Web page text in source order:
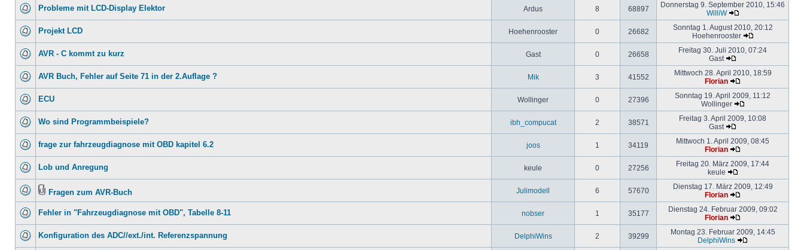
Probleme mit LCD-Display Elektor Ardus 8 68897
Donnerstag 9. September 2010, 15:46
WilliW
Projekt LCD Hoehenrooster 0 26682
Sonntag 1. August 2010, 20:12
Hoehenrooster
AVR - C kommt zu kurz Gast 0 26658
Freitag 30. Juli 2010, 07:24
Gast
AVR Buch, Fehler auf Seite 71 in der 2.Auflage ? Mik 3 41552
Mittwoch 28. April 2010, 18:59
Florian
ECU Wollinger 0 27396
Sonntag 19. April 2009, 11:12
Wollinger
Wo sind Programmbeispiele? ibh_compucat 2 38571
Freitag 3. April 2009, 10:08
Gast
frage zur fahrzeugdiagnose mit OBD kapitel 6.2 joos 1 34119
Mittwoch 1. April 2009, 08:45
Florian
Lob und Anregung keule 0 27256
Freitag 20. März 2009, 17:44
keule
Fragen zum AVR-Buch Julimodell 6 57670
Dienstag 17. März 2009, 12:49
Florian
Fehler in "Fahrzeugdiagnose mit OBD", Tabelle 8-11 nobser 1 35177
Dienstag 24. Februar 2009, 09:02
Florian
Konfiguration des ADC//ext./int. Referenzspannung DelphiWins 2 39299
Montag 23. Februar 2009, 14:45
DelphiWins